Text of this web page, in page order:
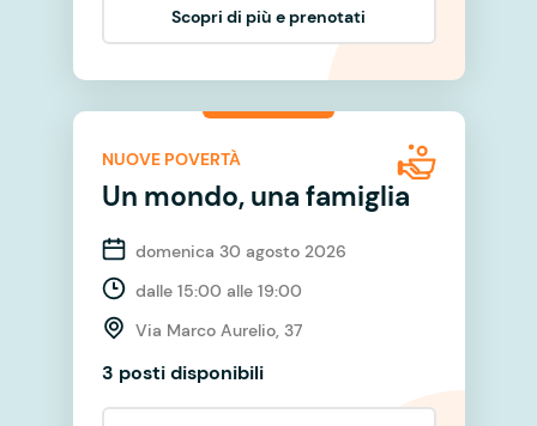
Scopri di più e prenotati
NUOVE POVERTÀ
Un mondo, una famiglia
domenica 30 agosto 2026
dalle 15:00 alle 19:00
Via Marco Aurelio, 37
3 posti disponibili